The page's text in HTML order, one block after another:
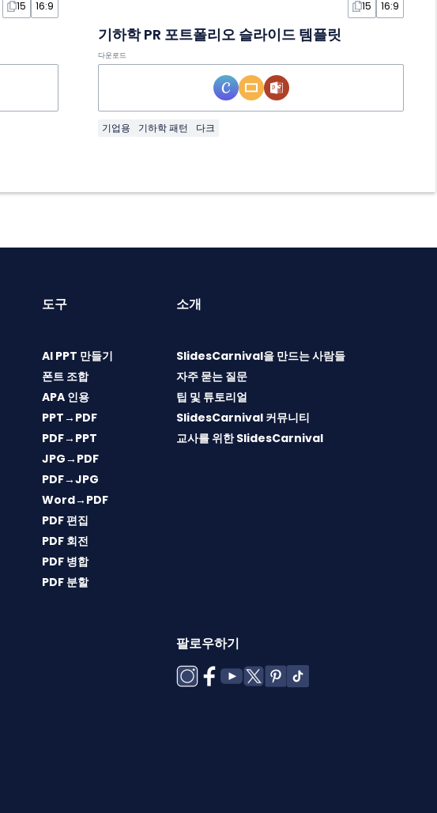
15 16:9 15 16:9
기하학 PR 포트폴리오 슬라이드 템플릿
다운로드
기업용 기하학 패턴 다크
도구
AI PPT 만들기
폰트 조합
APA 인용
PPT→PDF
PDF→PPT
JPG→PDF
PDF→JPG
Word→PDF
PDF 편집
PDF 회전
PDF 병합
PDF 분할
소개
SlidesCarnival을 만드는 사람들
자주 묻는 질문
팁 및 튜토리얼
SlidesCarnival 커뮤니티
교사를 위한 SlidesCarnival
팔로우하기